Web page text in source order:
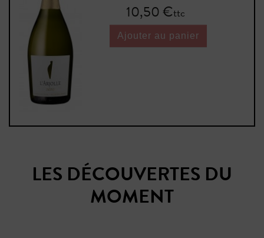
Prix10,50 €ttc
Ajouter au panier
LES DÉCOUVERTES DU
MOMENT